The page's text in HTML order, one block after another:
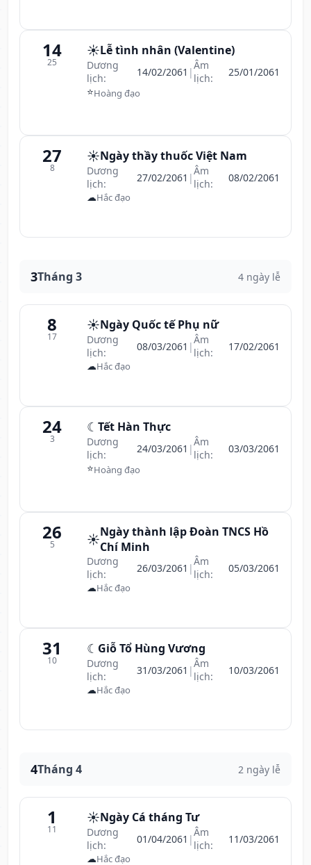
14
25
☀️Lễ tình nhân (Valentine)
Dương
lịch:
14/02/2061 |Âm
lịch:
25/01/2061
⭐Hoàng đạo
27
8
☀️Ngày thầy thuốc Việt Nam
Dương
lịch:
27/02/2061 |Âm
lịch:
08/02/2061
☁Hắc đạo
3Tháng 3 4 ngày lễ
8
17
☀️Ngày Quốc tế Phụ nữ
Dương
lịch:
08/03/2061 |Âm
lịch:
17/02/2061
☁Hắc đạo
24
3
☾ Tết Hàn Thực
Dương
lịch:
24/03/2061 |Âm
lịch:
03/03/2061
⭐Hoàng đạo
26
5 ☀️Ngày thành lập Đoàn TNCS Hồ
Chí Minh
Dương
lịch:
26/03/2061 |Âm
lịch:
05/03/2061
☁Hắc đạo
31
10
☾ Giỗ Tổ Hùng Vương
Dương
lịch:
31/03/2061 |Âm
lịch:
10/03/2061
☁Hắc đạo
4Tháng 4 2 ngày lễ
1
11
☀️Ngày Cá tháng Tư
Dương
lịch:
01/04/2061 |Âm
lịch:
11/03/2061
☁Hắc đạo